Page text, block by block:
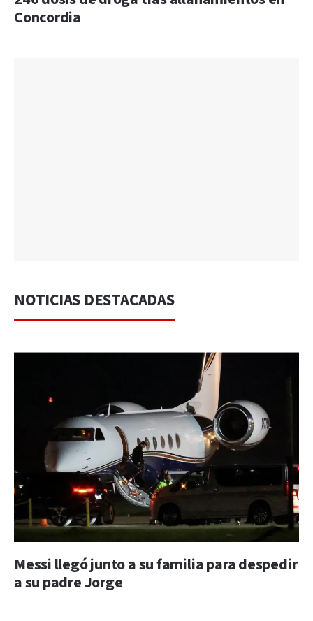
Concordia
NOTICIAS DESTACADAS
Messi llegó junto a su familia para despedir
a su padre Jorge